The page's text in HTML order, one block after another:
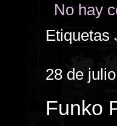
No hay
Etiquetas
28 de
Funko